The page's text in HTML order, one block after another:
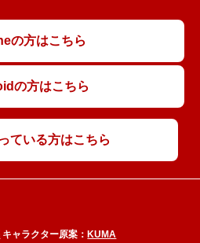
の方はこちら
の方はこちら
ている方はこちら
キャラクター原案： KUMA